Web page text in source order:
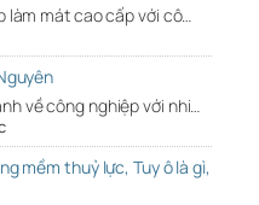
làm mát cao cấp với cô…
về công nghiệp với nhi…
mềm thuỷ lực, Tuy ô là gì,